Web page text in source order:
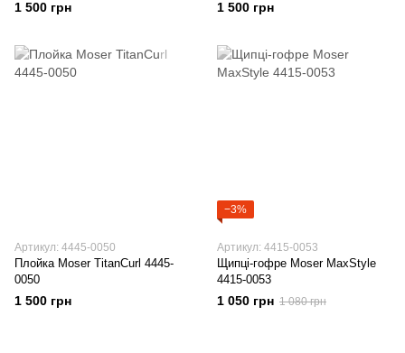
1 500 грн 1 500 грн
Артикул: 4445-0050
Плойка Moser TitanCurl 4445-
0050
1 500 грн
−3%
Артикул: 4415-0053
Щипці-гофре Moser MaxStyle
4415-0053
1 050 грн 1 080 грн